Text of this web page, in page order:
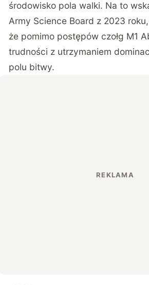
środowisko pola walki. Na to
Army Science Board z 2023
że pomimo postępów czołg M1
trudności z utrzymaniem
polu bitwy.